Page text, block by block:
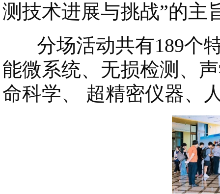
测技术进展与挑战”的主
分场活动共有189个特
能微系统、无损检测、
命科学、 超精密仪器、